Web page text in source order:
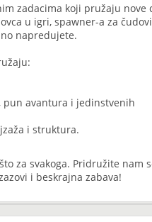
zadacima koji pružaju nove
u igri, spawner-a za
napredujete.
avantura i jedinstvenih
i struktura.
za svakoga. Pridružite nam
i beskrajna zabava!